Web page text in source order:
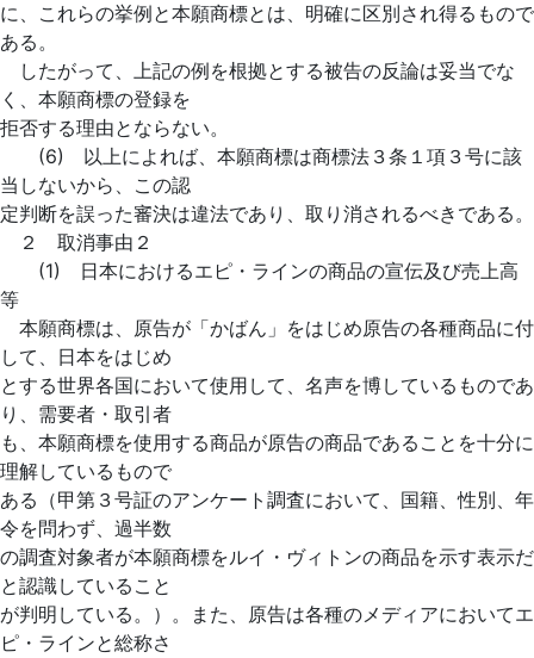
に、これらの挙例と本願商標とは、明確に区別され得るもので
ある。
したがって、上記の例を根拠とする被告の反論は妥当でな
く、本願商標の登録を
拒否する理由とならない。
(6) 以上によれば、本願商標は商標法３条１項３号に該
当しないから、この認
定判断を誤った審決は違法であり、取り消されるべきである。
２ 取消事由２
(1) 日本におけるエピ・ラインの商品の宣伝及び売上高
等
本願商標は、原告が「かばん」をはじめ原告の各種商品に付
して、日本をはじめ
とする世界各国において使用して、名声を博しているものであ
り、需要者・取引者
も、本願商標を使用する商品が原告の商品であることを十分に
理解しているもので
ある（甲第３号証のアンケート調査において、国籍、性別、年
令を問わず、過半数
の調査対象者が本願商標をルイ・ヴィトンの商品を示す表示だ
と認識していること
が判明している。）。また、原告は各種のメディアにおいてエ
ピ・ラインと総称さ